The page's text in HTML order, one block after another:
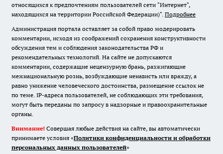
относящихся к предпочтениям пользователей сети "Интернет",
находящихся на территории Российской Федерации)". Подробнее
Администрация портала оставляет за собой право модерировать
комментарии, исходя из соображений сохранения конструктивности
обсуждения тем и соблюдения законодательства РФ и
рекомендательных технологий. На сайте не допускаются
комментарии, содержащие нецензурную брань, разжигающие
межнациональную рознь, возбуждающие ненависть или вражду, а
равно унижение человеческого достоинства, размещение ссылок не
по теме. IP-адреса пользователей, не соблюдающих эти требования,
могут быть переданы по запросу в надзорные и правоохранительные
органы.
Внимание! Совершая любые действия на сайте, вы автоматически
принимаете условия «Политики конфиденциальности и обработки
персональных данных пользователей»